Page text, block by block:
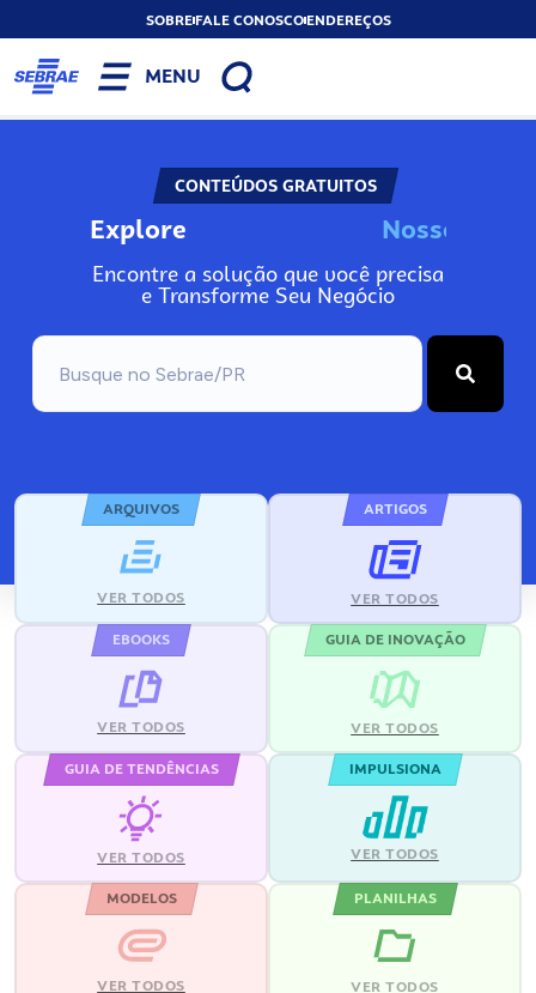
SOBREFALE CONOSCOENDEREÇOS
MENU
CONTEÚDOS GRATUITOS
Explore Nos
Encontre a solução que você precisa
e Transforme Seu Negócio
ARQUIVOS
VER TODOS
ARTIGOS
VER TODOS
EBOOKS
VER TODOS
GUIA DE INOVAÇÃO
VER TODOS
GUIA DE TENDÊNCIAS
VER TODOS
IMPULSIONA
VER TODOS
MODELOS
VER TODOS
PLANILHAS
VER TODOS